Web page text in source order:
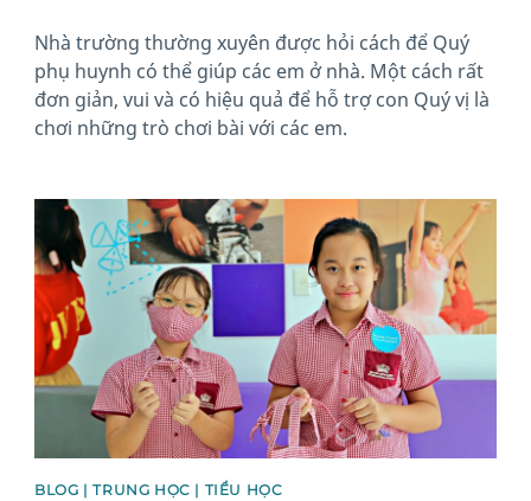
Nhà trường thường xuyên được hỏi cách để Quý
phụ huynh có thể giúp các em ở nhà. Một cách rất
đơn giản, vui và có hiệu quả để hỗ trợ con Quý vị là
chơi những trò chơi bài với các em.
News image
BLOG | TRUNG HỌC | TIỂU HỌC